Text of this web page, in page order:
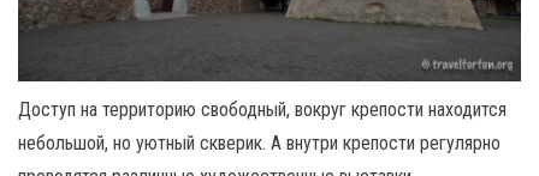
Доступ на территорию свободный, вокруг крепости находится
небольшой, но уютный скверик. А внутри крепости регулярно